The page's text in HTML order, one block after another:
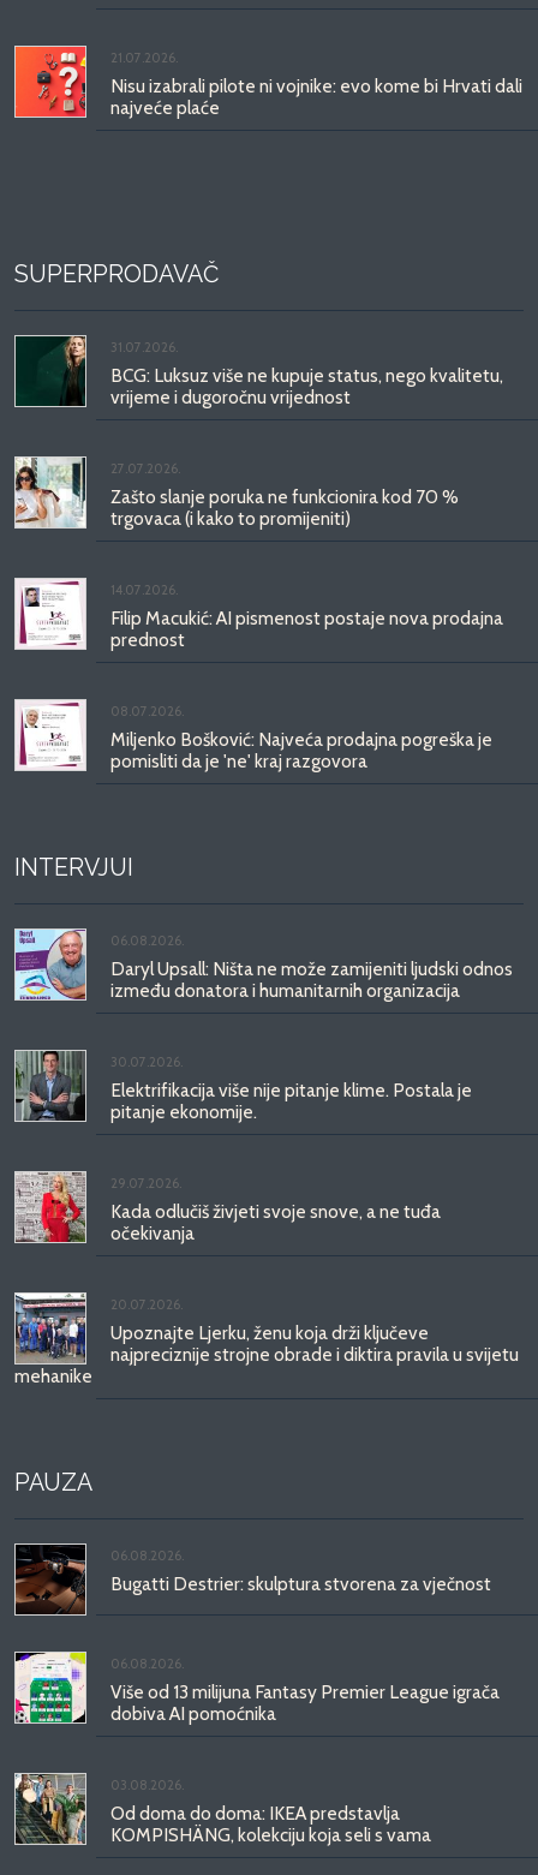
21.07.2026.
Nisu izabrali pilote ni vojnike: evo kome bi Hrvati dali
najveće plaće
SUPERPRODAVAČ
31.07.2026.
BCG: Luksuz više ne kupuje status, nego kvalitetu,
vrijeme i dugoročnu vrijednost
27.07.2026.
Zašto slanje poruka ne funkcionira kod 70 %
trgovaca (i kako to promijeniti)
14.07.2026.
Filip Macukić: AI pismenost postaje nova prodajna
prednost
08.07.2026.
Miljenko Bošković: Najveća prodajna pogreška je
pomisliti da je 'ne' kraj razgovora
INTERVJUI
06.08.2026.
Daryl Upsall: Ništa ne može zamijeniti ljudski odnos
između donatora i humanitarnih organizacija
30.07.2026.
Elektrifikacija više nije pitanje klime. Postala je
pitanje ekonomije.
29.07.2026.
Kada odlučiš živjeti svoje snove, a ne tuđa
očekivanja
20.07.2026.
Upoznajte Ljerku, ženu koja drži ključeve
najpreciznije strojne obrade i diktira pravila u svijetu
mehanike
PAUZA
06.08.2026.
Bugatti Destrier: skulptura stvorena za vječnost
06.08.2026.
Više od 13 milijuna Fantasy Premier League igrača
dobiva AI pomoćnika
03.08.2026.
Od doma do doma: IKEA predstavlja
KOMPISHÄNG, kolekciju koja seli s vama